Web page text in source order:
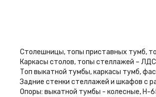
Столешницы, топы приставных тумб,
Каркасы столов, топы стеллажей –
Топ выкатной тумбы, каркасы тумб,
Задние стенки стеллажей и шкафов с
Опоры: выкатной тумбы - колесные, H-